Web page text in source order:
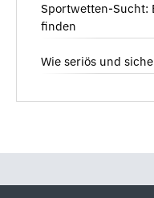
Sportwetten-Sucht:
finden
Wie seriös und